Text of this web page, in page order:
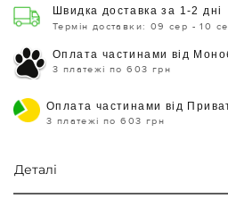
Швидка доставка за 1-2 дні
Термін доставки: 09 сер - 10
Оплата частинами від
3 платежі по 603 грн
Оплата частинами від
3 платежі по 603 грн
Деталі